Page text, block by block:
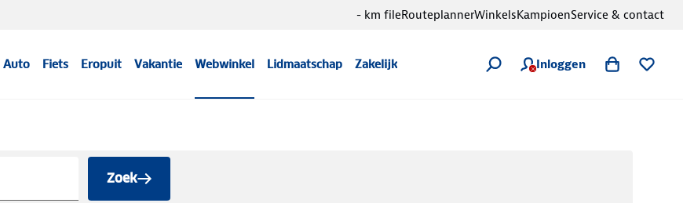
Auto Fiets Eropuit Vakantie Webwinkel Lidmaatschap Zakelijk Inloggen
- km fileRouteplannerWinkelsKampioenService & contact
Zoek